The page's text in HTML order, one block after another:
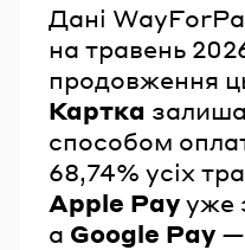
Дані
на травень
продовження
Картка
способом
68,74% усіх
Apple Payуже
а Google Pay —